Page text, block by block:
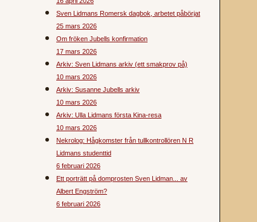
Sven Lidmans Romersk dagbok, arbetet påbörjat
25 mars 2026
Om fröken Jubells konfirmation
17 mars 2026
Arkiv: Sven Lidmans arkiv (ett smakprov på)
10 mars 2026
Arkiv: Susanne Jubells arkiv
10 mars 2026
Arkiv: Ulla Lidmans första Kina-resa
10 mars 2026
Nekrolog: Hågkomster från tullkontrollören N R
Lidmans studenttid
6 februari 2026
Ett porträtt på domprosten Sven Lidman... av
Albert Engström?
6 februari 2026